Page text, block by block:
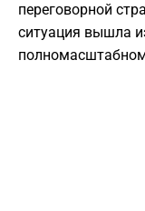
переговорной
ситуация вышла